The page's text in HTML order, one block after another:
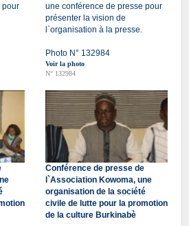
pour
une conférence de presse pour
présenter la vision de
l`organisation à la presse.
Photo N° 132984
Voir la photo
N° 132984
Conférence de presse de
l`Association Kowoma, une
organisation de la société
civile de lutte pour la promotion
de la culture Burkinabè